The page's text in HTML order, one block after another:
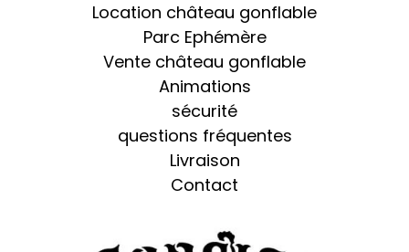
Location château gonflable
Parc Ephémère
Vente château gonflable
Animations
sécurité
questions fréquentes
Livraison
Contact